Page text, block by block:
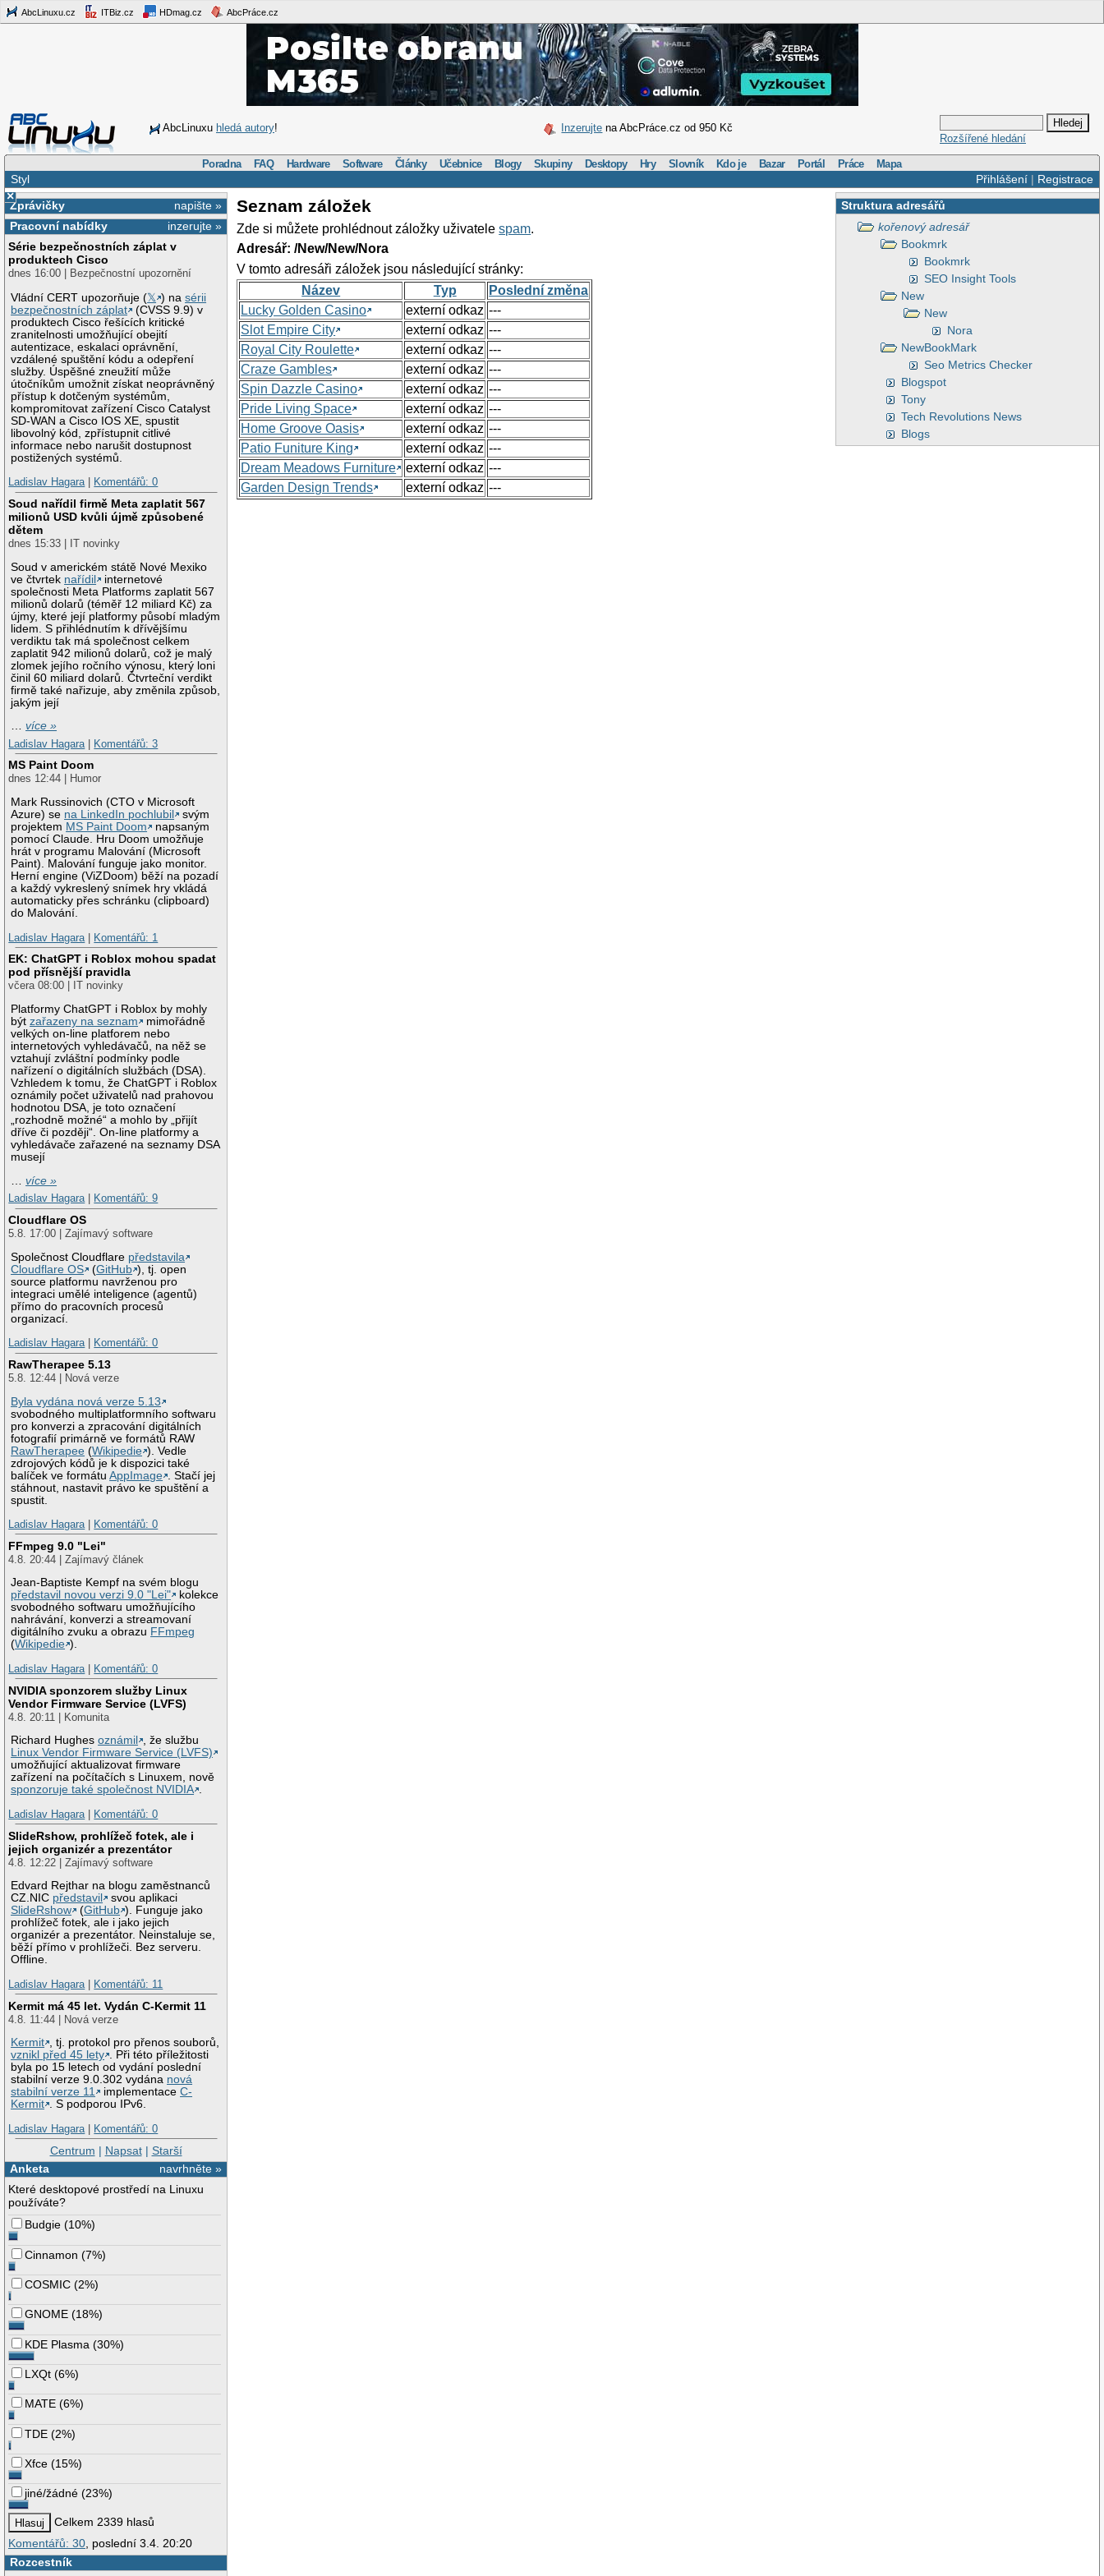
AbcLinuxu.cz ITBiz.cz HDmag.cz AbcPráce.cz
AbcLinuxu hledá autory! Inzerujte na AbcPráce.cz od 950 Kč
Rozšířené hledání
Poradna FAQ Hardware Software Články Učebnice Blogy Skupiny Desktopy Hry Slovník Kdo je Bazar Portál Práce Mapa
Přihlášení| Registrace
Styl
×
napište »
Zprávičky
inzerujte »
Pracovní nabídky
Série bezpečnostních záplat v
produktech Cisco
dnes 16:00 | Bezpečnostní upozornění
Vládní CERT upozorňuje (𝕏 ) nasérii
bezpečnostních záplat
(CVSS 9.9) v
produktech Cisco řešících kritické
zranitelnosti umožňující obejití
autentizace, eskalaci oprávnění,
vzdálené spuštění kódu a odepření
služby. Úspěšné zneužití může
útočníkům umožnit získat neoprávněný
přístup k dotčeným systémům,
kompromitovat zařízení Cisco Catalyst
SD-WAN a Cisco IOS XE, spustit
libovolný kód, zpřístupnit citlivé
informace nebo narušit dostupnost
postižených systémů.
Ladislav Hagara| Komentářů: 0
Soud nařídil firmě Meta zaplatit 567
milionů USD kvůli újmě způsobené
dětem
dnes 15:33 | IT novinky
Soud v americkém státě Nové Mexiko
ve čtvrtek nařídil
internetové
společnosti Meta Platforms zaplatit 567
milionů dolarů (téměř 12 miliard Kč) za
újmy, které její platformy působí mladým
lidem. S přihlédnutím k dřívějšímu
verdiktu tak má společnost celkem
zaplatit 942 milionů dolarů, což je malý
zlomek jejího ročního výnosu, který loni
činil 60 miliard dolarů. Čtvrteční verdikt
firmě také nařizuje, aby změnila způsob,
jakým její
…více »
Ladislav Hagara
Komentářů: 3
MS Paint Doom
dnes 12:44 | Humor
Mark Russinovich (CTO v Microsoft
Azure) se na LinkedIn pochlubil
svým
projektem MS Paint Doom
napsaným
pomocí Claude. Hru Doom umožňuje
hrát v programu Malování (Microsoft
Paint). Malování funguje jako monitor.
Herní engine (ViZDoom) běží na pozadí
a každý vykreslený snímek hry vkládá
automaticky přes schránku (clipboard)
do Malování.
Ladislav Hagara
Komentářů: 1
EK: ChatGPT i Roblox mohou spadat
pod přísnější pravidla
včera 08:00 | IT novinky
Platformy ChatGPT i Roblox by mohly
býtzařazeny na seznam
mimořádně
velkých on-line platforem nebo
internetových vyhledávačů, na něž se
vztahují zvláštní podmínky podle
nařízení o digitálních službách (DSA).
Vzhledem k tomu, že ChatGPT i Roblox
oznámily počet uživatelů nad prahovou
hodnotou DSA, je toto označení
„rozhodně možné“ a mohlo by „přijít
dříve či později“. On-line platformy a
vyhledávače zařazené na seznamy DSA
musejí
…více »
Ladislav Hagara| Komentářů: 9
Cloudflare OS
5.8. 17:00 | Zajímavý software
Společnost Cloudflare představila
Cloudflare OS
(GitHub ), tj. open
source platformu navrženou pro
integraci umělé inteligence (agentů)
přímo do pracovních procesů
organizací.
Ladislav Hagara| Komentářů: 0
RawTherapee 5.13
5.8. 12:44 | Nová verze
Byla vydána nová verze 5.13
svobodného multiplatformního softwaru
pro konverzi a zpracování digitálních
fotografií primárně ve formátů RAW
RawTherapee (Wikipedie ). Vedle
zdrojových kódů je k dispozici také
balíček ve formátuAppImage
. Stačí jej
stáhnout, nastavit právo ke spuštění a
spustit.
Ladislav Hagara| Komentářů: 0
FFmpeg 9.0 "Lei"
4.8. 20:44 | Zajímavý článek
Jean-Baptiste Kempf na svém blogu
představil novou verzi 9.0 "Lei"
kolekce
svobodného softwaru umožňujícího
nahrávání, konverzi a streamovaní
digitálního zvuku a obrazu FFmpeg
(Wikipedie ).
Ladislav Hagara| Komentářů: 0
NVIDIA sponzorem služby Linux
Vendor Firmware Service (LVFS)
4.8. 20:11 | Komunita
Richard Hughesoznámil
, že službu
Linux Vendor Firmware Service (LVFS)
umožňující aktualizovat firmware
zařízení na počítačích s Linuxem, nově
sponzoruje také společnost NVIDIA .
Ladislav Hagara| Komentářů: 0
SlideRshow, prohlížeč fotek, ale i
jejich organizér a prezentátor
4.8. 12:22 | Zajímavý software
Edvard Rejthar na blogu zaměstnanců
CZ.NIC představil
svou aplikaci
SlideRshow
(GitHub ). Funguje jako
prohlížeč fotek, ale i jako jejich
organizér a prezentátor. Neinstaluje se,
běží přímo v prohlížeči. Bez serveru.
Offline.
Ladislav Hagara| Komentářů: 11
Kermit má 45 let. Vydán C-Kermit 11
4.8. 11:44 | Nová verze
Kermit , tj. protokol pro přenos souborů,
vznikl před 45 lety . Při této příležitosti
byla po 15 letech od vydání poslední
stabilní verze 9.0.302 vydána nová
stabilní verze 11
implementaceC-
Kermit . S podporou IPv6.
Ladislav Hagara| Komentářů: 0
Centrum | Napsat| Starší
navrhněte »
Anketa
Které desktopové prostředí na Linuxu
používáte?
Budgie (10%)
Cinnamon (7%)
COSMIC (2%)
GNOME (18%)
KDE Plasma (30%)
LXQt (6%)
MATE (6%)
TDE (2%)
Xfce (15%)
jiné/žádné (23%)
Celkem 2339 hlasů
Komentářů: 30 , poslední 3.4. 20:20
Rozcestník
Struktura adresářů
kořenový adresář
Bookmrk
Bookmrk
SEO Insight Tools
New
New
Nora
NewBookMark
Seo Metrics Checker
Blogspot
Tony
Tech Revolutions News
Blogs
Seznam záložek
Zde si můžete prohlédnout záložky uživatelespam.
Adresář: /New/New/Nora
V tomto adresáři záložek jsou následující stránky:
Název
Typ
Poslední změna
Lucky Golden Casino
externí odkaz ---
Slot Empire City
externí odkaz ---
Royal City Roulette
externí odkaz ---
Craze Gambles
externí odkaz ---
Spin Dazzle Casino
externí odkaz ---
Pride Living Space
externí odkaz ---
Home Groove Oasis
externí odkaz ---
Patio Funiture King
externí odkaz ---
Dream Meadows Furniture
externí odkaz ---
Garden Design Trends
externí odkaz ---